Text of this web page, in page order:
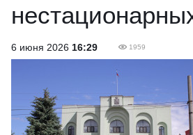
6 июня 2026 16:29 1959